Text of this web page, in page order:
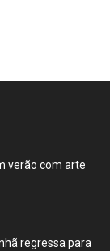
verão com arte
regressa para